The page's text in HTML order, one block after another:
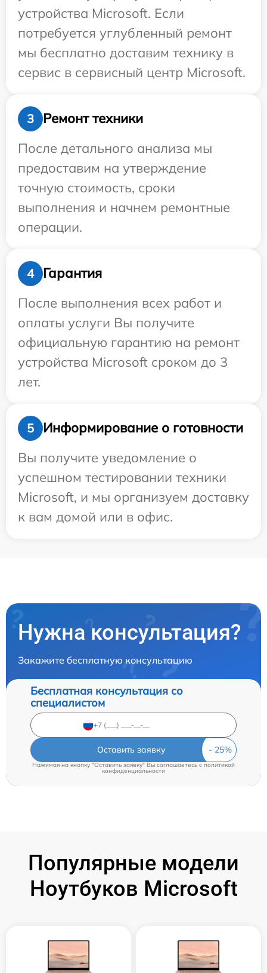
устройства Microsoft. Если
потребуется углубленный ремонт
мы бесплатно доставим технику в
сервис в сервисный центр Microsoft.
3
Ремонт техники
После детального анализа мы
предоставим на утверждение
точную стоимость, сроки
выполнения и начнем ремонтные
операции.
4
Гарантия
После выполнения всех работ и
оплаты услуги Вы получите
официальную гарантию на ремонт
устройства Microsoft сроком до 3
лет.
5
Информирование о готовности
Вы получите уведомление о
успешном тестировании техники
Microsoft, и мы организуем доставку
к вам домой или в офис.
Нужна консультация?
Закажите бесплатную консультацию
Бесплатная консультация со
специалистом
Оставить заявку
Нажимая на кнопку "Оставить заявку" Вы соглашаетесь cполитикой
конфиденциальности
Популярные модели
Ноутбуков Microsoft